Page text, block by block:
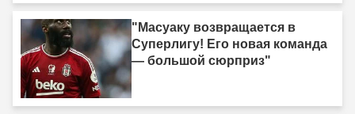
"Масуаку возвращается в
Суперлигу! Его новая команда
— большой сюрприз"